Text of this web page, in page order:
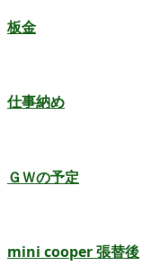
板金
仕事納め
ＧＷの予定
mini cooper 張替後